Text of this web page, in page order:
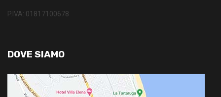
P.IVA: 01817100678
DOVE SIAMO